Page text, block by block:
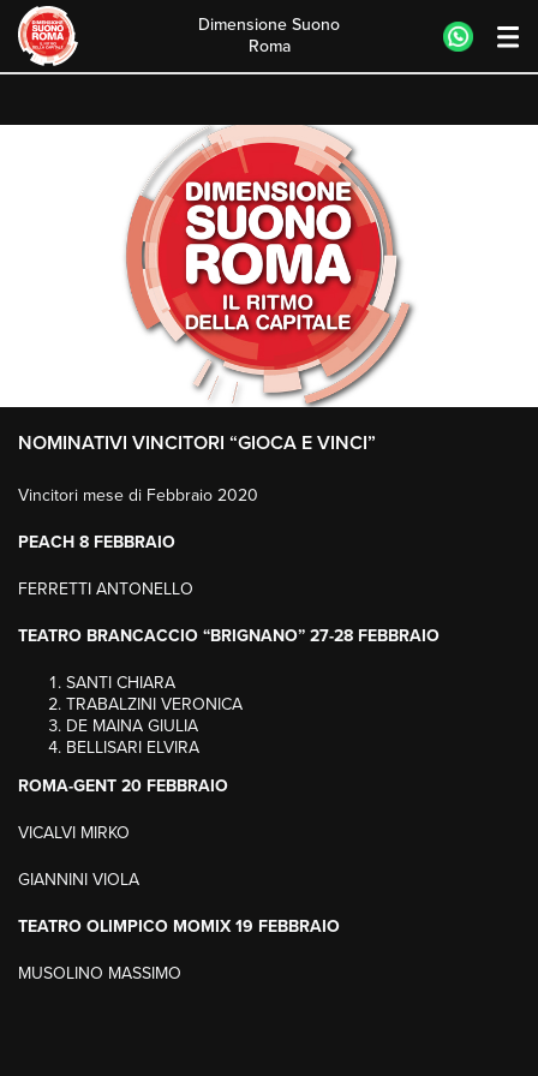
content
Dimensione Suono
Roma
NOMINATIVI VINCITORI “GIOCA E VINCI”
Vincitori mese di Febbraio 2020
PEACH 8 FEBBRAIO
FERRETTI ANTONELLO
TEATRO BRANCACCIO “BRIGNANO” 27-28 FEBBRAIO
SANTI CHIARA
TRABALZINI VERONICA
DE MAINA GIULIA
BELLISARI ELVIRA
ROMA-GENT 20 FEBBRAIO
VICALVI MIRKO
GIANNINI VIOLA
TEATRO OLIMPICO MOMIX 19 FEBBRAIO
MUSOLINO MASSIMO